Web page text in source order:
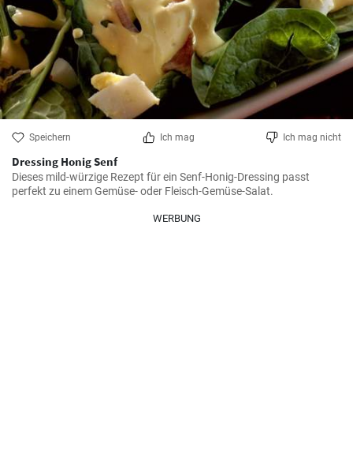
Speichern Ich mag Ich mag nicht
Dressing Honig Senf
Dieses mild-würzige Rezept für ein Senf-Honig-Dressing passt
perfekt zu einem Gemüse- oder Fleisch-Gemüse-Salat.
WERBUNG